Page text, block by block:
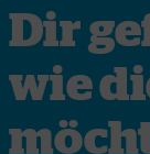
Dir
wie